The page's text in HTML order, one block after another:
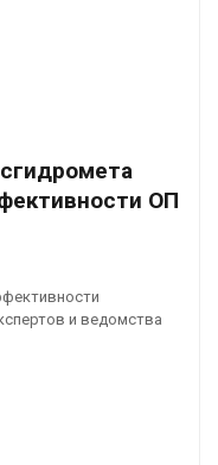
ОП
и ведомства